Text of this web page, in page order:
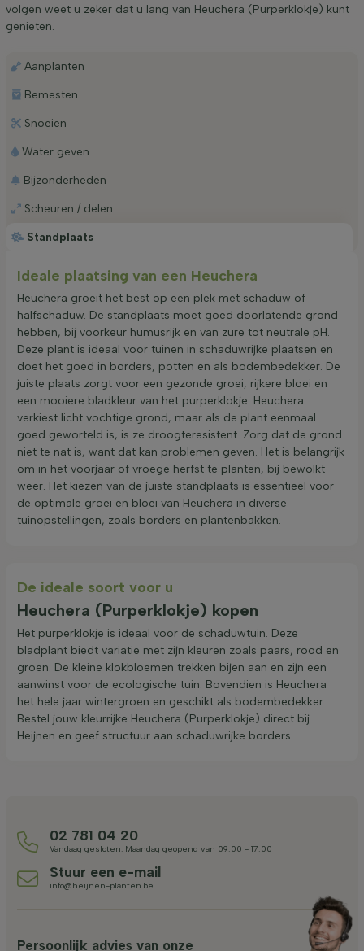
volgen weet u zeker dat u lang van Heuchera (Purperklokje) kunt
genieten.
Standplaats
Aanplanten
Bemesten
Snoeien
Water geven
Bijzonderheden
Scheuren / delen
Ideale plaatsing van een Heuchera
Heuchera groeit het best op een plek met schaduw of
halfschaduw. De standplaats moet goed doorlatende grond
hebben, bij voorkeur humusrijk en van zure tot neutrale pH.
Deze plant is ideaal voor tuinen in schaduwrijke plaatsen en
doet het goed in borders, potten en als bodembedekker. De
juiste plaats zorgt voor een gezonde groei, rijkere bloei en
een mooiere bladkleur van het purperklokje. Heuchera
verkiest licht vochtige grond, maar als de plant eenmaal
goed geworteld is, is ze droogteresistent. Zorg dat de grond
niet te nat is, want dat kan problemen geven. Het is belangrijk
om in het voorjaar of vroege herfst te planten, bij bewolkt
weer. Het kiezen van de juiste standplaats is essentieel voor
de optimale groei en bloei van Heuchera in diverse
tuinopstellingen, zoals borders en plantenbakken.
De ideale soort voor u
Heuchera (Purperklokje) kopen
Het purperklokje is ideaal voor de schaduwtuin. Deze
bladplant biedt variatie met zijn kleuren zoals paars, rood en
groen. De kleine klokbloemen trekken bijen aan en zijn een
aanwinst voor de ecologische tuin. Bovendien is Heuchera
het hele jaar wintergroen en geschikt als bodembedekker.
Bestel jouw kleurrijke Heuchera (Purperklokje) direct bij
Heijnen en geef structuur aan schaduwrijke borders.
02 781 04 20
Vandaag gesloten. Maandag geopend van 09:00 - 17:00
Stuur een e-mail
info@heijnen-planten.be
Persoonlijk advies van onze